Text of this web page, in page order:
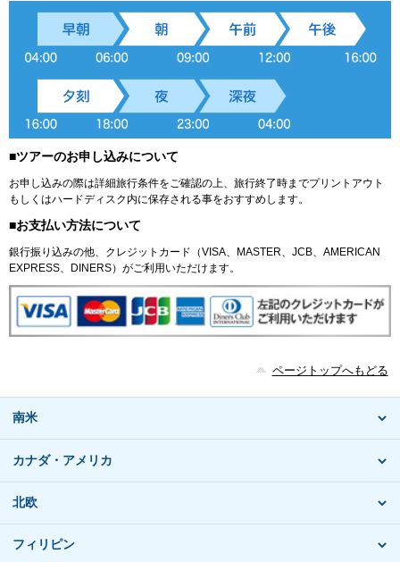
■ツアーのお申し込みについて
お申し込みの際は詳細旅行条件をご確認の上、旅行終了時までプリントアウト
もしくはハードディスク内に保存される事をおすすめします。
■お支払い方法について
銀行振り込みの他、クレジットカード（VISA、MASTER、JCB、AMERICAN
EXPRESS、DINERS）がご利用いただけます。
ページトップへもどる
南米
カナダ・アメリカ
北欧
フィリピン